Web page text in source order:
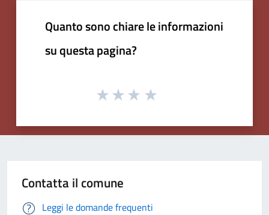
Quanto sono chiare le informazioni
su questa pagina?
Contatta il comune
Leggi le domande frequenti